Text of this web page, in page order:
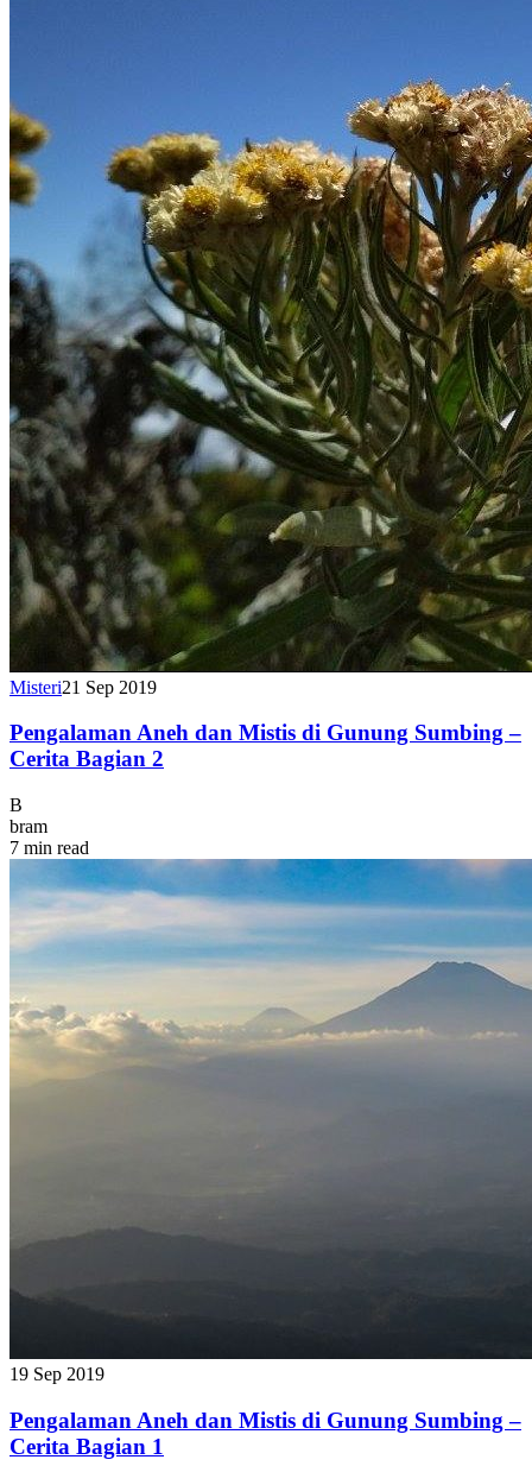
Misteri21 Sep 2019
Pengalaman Aneh dan Mistis di Gunung Sumbing –
Cerita Bagian 2
B
bram
7 min read
19 Sep 2019
Pengalaman Aneh dan Mistis di Gunung Sumbing –
Cerita Bagian 1